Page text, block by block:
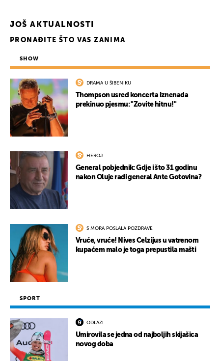
JOŠ AKTUALNOSTI
PRONAĐITE ŠTO VAS ZANIMA
SHOW
DRAMA U ŠIBENIKU
Thompson usred koncerta iznenada
prekinuo pjesmu: "Zovite hitnu!"
HEROJ
General pobjednik: Gdje i što 31 godinu
nakon Oluje radi general Ante Gotovina?
S MORA POSLALA POZDRAVE
Vruće, vruće! Nives Celzijus u vatrenom
kupaćem malo je toga prepustila mašti
SPORT
ODLAZI
Umirovila se jedna od najboljih skijašica
novog doba